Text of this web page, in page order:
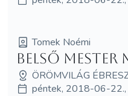
Tomek Noémi
Belső
ÖRÖMVILÁG
péntek, 2018-06-